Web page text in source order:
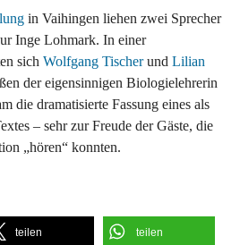
in Vaihingen liehen zwei Sprecher
Inge Lohmark. In einer
sich Wolfgang Tischerund Lilian
der eigensinnigen Biologielehrerin
die dramatisierte Fassung eines als
– sehr zur Freude der Gäste, die
„hören“ konnten.
teilen teilen